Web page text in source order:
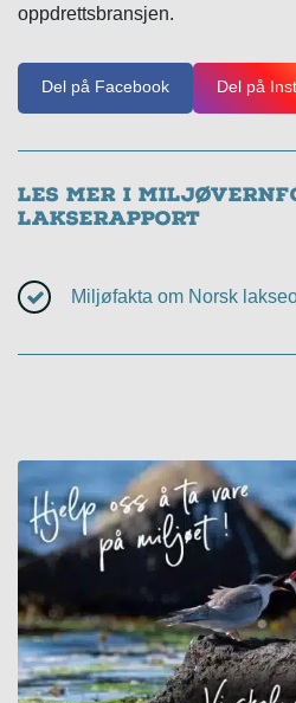
oppdrettsbransjen.
Del på Facebook Del på
Les mer i
lakserapport
Miljøfakta om Norsk